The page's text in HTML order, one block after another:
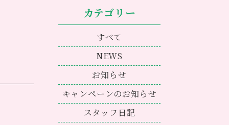
カテゴリー
すべて
NEWS
お知らせ
キャンペーンのお知らせ
スタッフ日記